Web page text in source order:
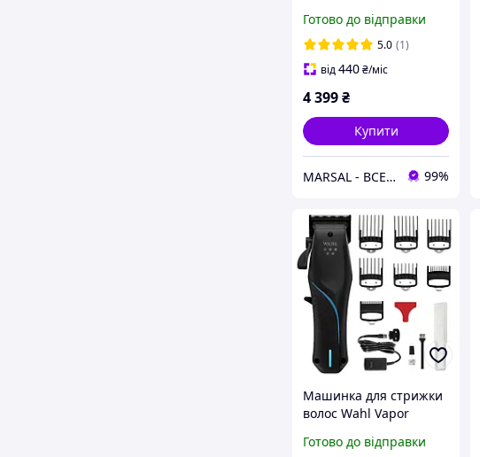
Cut Total Black 1591-
0465
Готово до відправки
5.0 (1)
від440₴/міс
4 399₴
Купити
MARSAL - ВСЕ ДЛЯ САЛОНІВ КРАСИ 99%
Машинка для стрижки
волос Wahl Vapor
Готово до відправки